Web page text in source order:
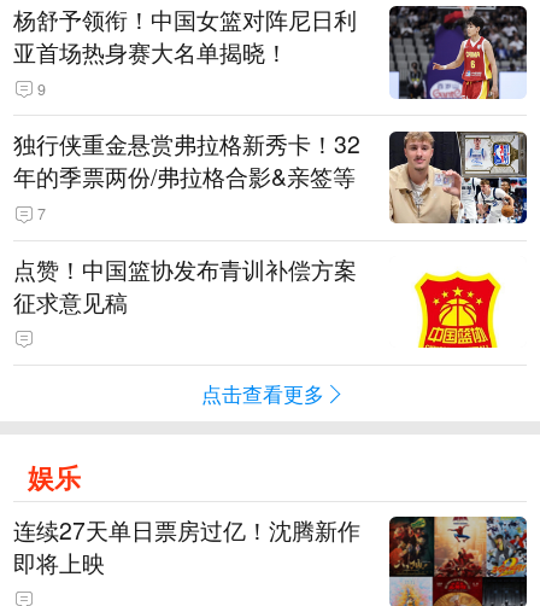
杨舒予领衔！中国女篮对阵尼日利
亚首场热身赛大名单揭晓！
9
独行侠重金悬赏弗拉格新秀卡！32
年的季票两份/弗拉格合影&亲签等
7
点赞！中国篮协发布青训补偿方案
征求意见稿
点击查看更多
娱乐
连续27天单日票房过亿！沈腾新作
即将上映